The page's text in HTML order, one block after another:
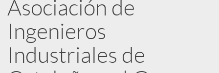
d
e
Asociación de
Ingenieros
Industriales de